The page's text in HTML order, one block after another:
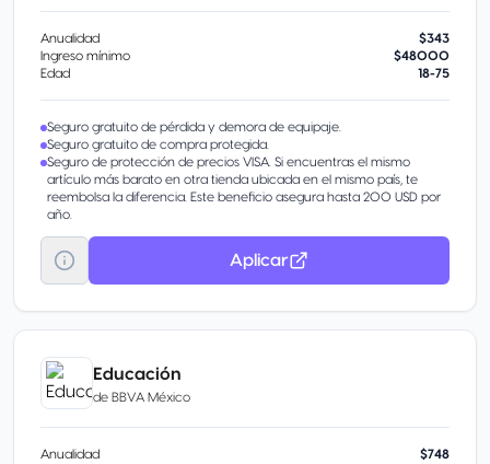
Anualidad
$343
Ingreso mínimo
$48000
Edad
18-75
Seguro gratuito de pérdida y demora de equipaje.
Seguro gratuito de compra protegida.
Seguro de protección de precios VISA. Si encuentras el mismo
artículo más barato en otra tienda ubicada en el mismo país, te
reembolsa la diferencia. Este beneficio asegura hasta 200 USD por
año.
Aplicar
Educación
de BBVA México
Anualidad
$748